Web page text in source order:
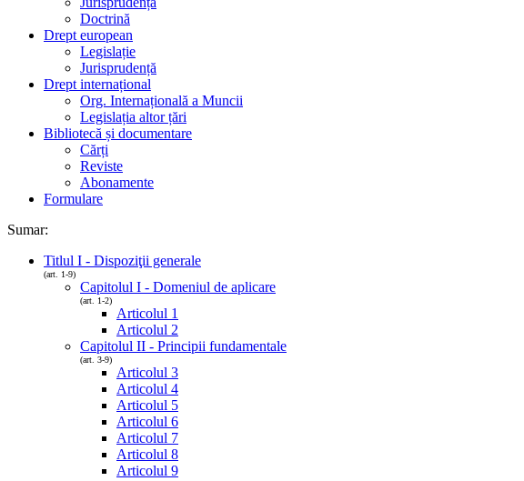
Doctrină
Drept european
Legislație
Jurisprudență
Drept internațional
Org. Internațională a Muncii
Legislația altor țări
Bibliotecă și documentare
Cărți
Reviste
Abonamente
Formulare
Sumar:
Titlul I - Dispoziţii generale
(art. 1-9)
Capitolul I - Domeniul de aplicare
(art. 1-2)
Articolul 1
Articolul 2
Capitolul II - Principii fundamentale
(art. 3-9)
Articolul 3
Articolul 4
Articolul 5
Articolul 6
Articolul 7
Articolul 8
Articolul 9